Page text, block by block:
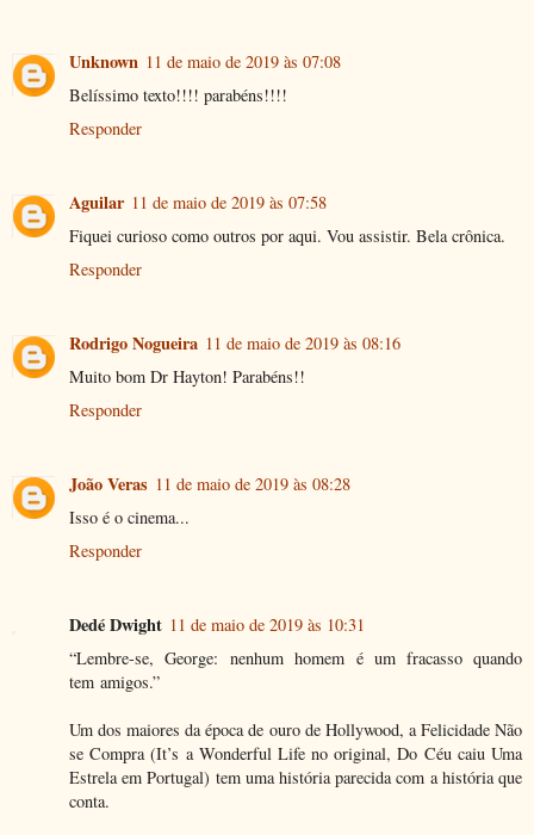
Unknown 11 de maio de 2019 às 07:08
Belíssimo texto!!!! parabéns!!!!
Responder
Aguilar 11 de maio de 2019 às 07:58
Fiquei curioso como outros por aqui. Vou assistir. Bela crônica.
Responder
Rodrigo Nogueira 11 de maio de 2019 às 08:16
Muito bom Dr Hayton! Parabéns!!
Responder
João Veras 11 de maio de 2019 às 08:28
Isso é o cinema...
Responder
Dedé Dwight 11 de maio de 2019 às 10:31
“Lembre-se, George: nenhum homem é um fracasso quando
tem amigos.”
Um dos maiores da época de ouro de Hollywood, a Felicidade Não
se Compra (It’s a Wonderful Life no original, Do Céu caiu Uma
Estrela em Portugal) tem uma história parecida com a história que
conta.